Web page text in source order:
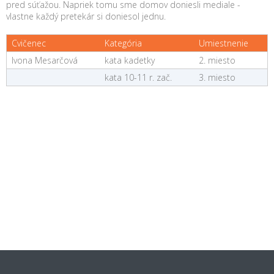
pred súťažou. Napriek tomu sme domov doniesli mediale -
vlastne každý pretekár si doniesol jednu.
Cvičenec Kategória
Umiestnenie
Ivona Mesarčová
kata kadetky
2. miesto
kata 10-11 r. zač.
3. miesto